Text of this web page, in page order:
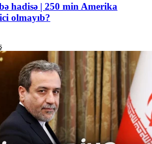
hadisə | 250 min Amerika
olmayıb?